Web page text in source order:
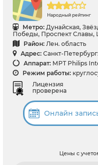
Народный рейтинг
Метро: Дунайская,
Победы, Проспект Славы,
Район: Лен. область
Адрес: Санкт-
Аппарат: МРТ Philips
Режим работы:
Лицензия
проверена
Онлайн
Цены с